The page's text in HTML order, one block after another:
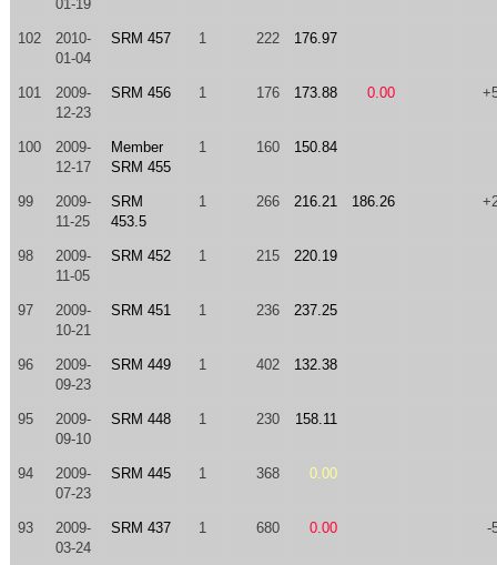
01-19
102
2010-
01-04
SRM 457 1 222 176.97
101
2009-
12-23
SRM 456 1 176 173.88 0.00
100
2009-
12-17
Member
SRM 455
1 160 150.84
99
2009-
11-25
SRM
453.5
1 266 216.21 186.26
98
2009-
11-05
SRM 452 1 215 220.19
97
2009-
10-21
SRM 451 1 236 237.25
96
2009-
09-23
SRM 449 1 402 132.38
95
2009-
09-10
SRM 448 1 230 158.11
94
2009-
07-23
SRM 445 1 368 0.00
93
2009-
03-24
SRM 437 1 680 0.00 -